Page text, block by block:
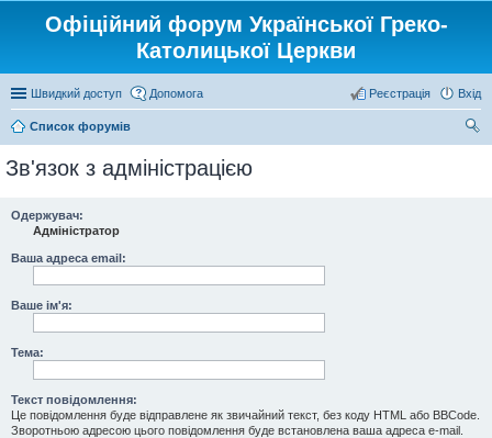
Офіційний форум Української Греко-
Католицької Церкви
Швидкий доступ Допомога Вхід
Реєстрація
Список форумів
Зв'язок з адміністрацією
Одержувач:
Адміністратор
Ваша адреса email:
Ваше ім'я:
Тема:
Текст повідомлення:
Це повідомлення буде відправлене як звичайний текст, без коду HTML або BBCode.
Зворотньою адресою цього повідомлення буде встановлена ваша адреса e-mail.